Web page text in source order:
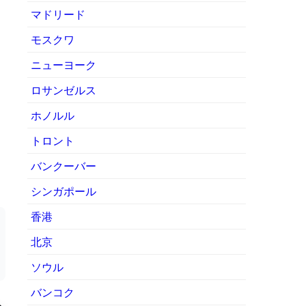
マドリード
モスクワ
ニューヨーク
ロサンゼルス
ホノルル
トロント
バンクーバー
シンガポール
香港
北京
ソウル
バンコク